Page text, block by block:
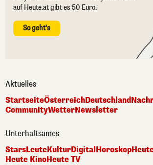
auf Heute.at gibt es 50 Euro.
So geht's
Aktuelles
StartseiteÖsterreichDeutschland
CommunityWetterNewsletter
Unterhaltsames
StarsLeuteKulturDigital Horoskop
Heute KinoHeute TV